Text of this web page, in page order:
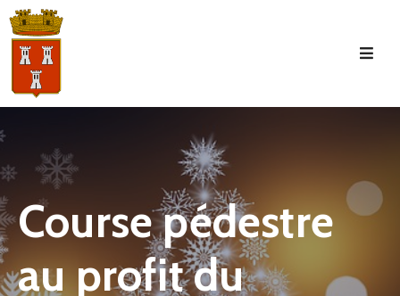
Accueil
Tourisme
Manifestations
Municipale
Course pédestre
au profit du